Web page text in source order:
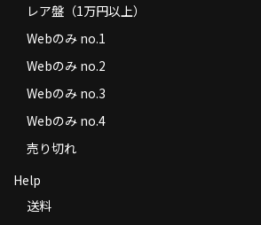
レア盤（1万円以上）
Webのみ no.1
Webのみ no.2
Webのみ no.3
Webのみ no.4
売り切れ
Help
送料